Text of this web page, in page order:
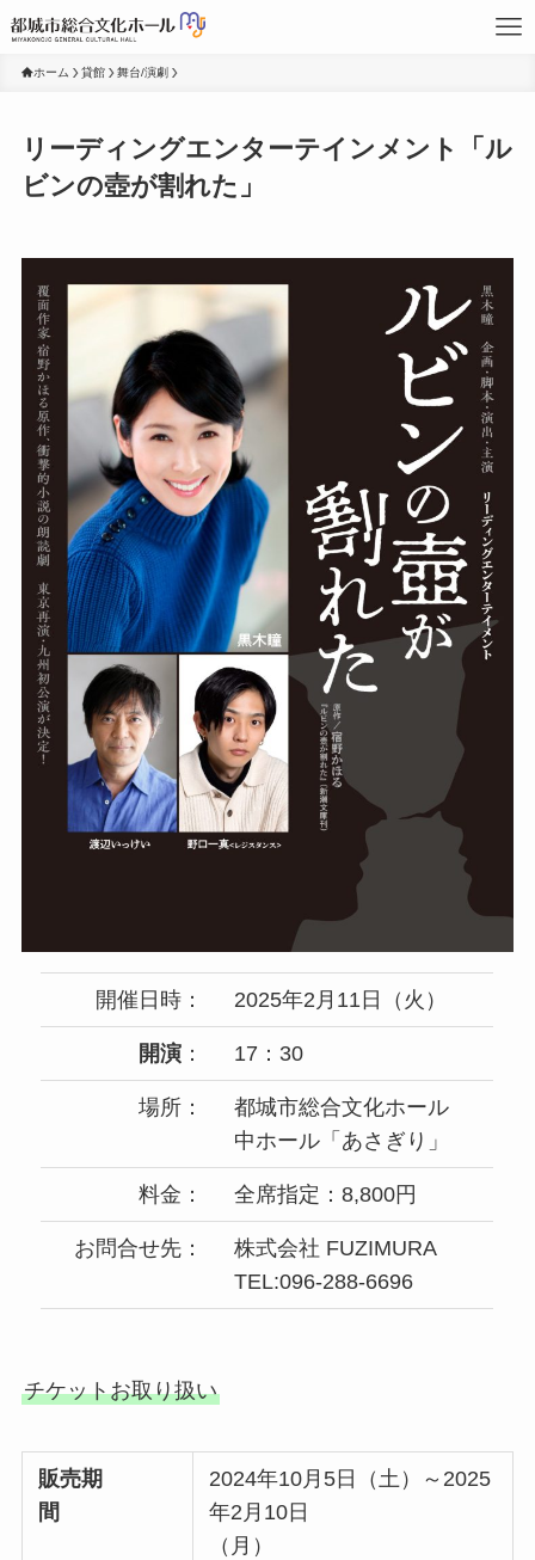
ホーム 貸館 舞台/演劇
リーディングエンターテインメント「ル
ビンの壺が割れた」
開催日時： 2025年2月11日（火）
開演： 17：30
場所：
都城市総合文化ホール
中ホール「あさぎり」
料金： 全席指定：8,800円
お問合せ先：
株式会社 FUZIMURA
TEL:096-288-6696
チケットお取り扱い
販売期
間
2024年10月5日（土）～2025
年2月10日
（月）